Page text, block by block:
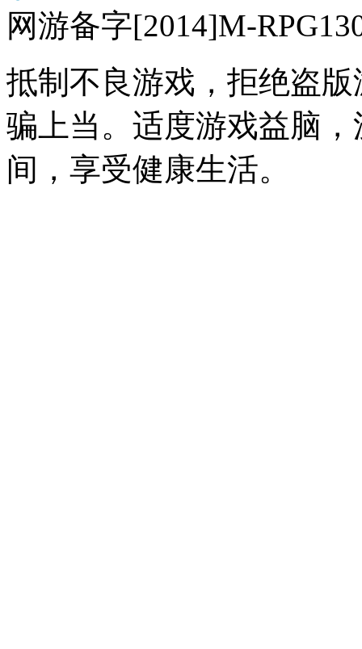
网游备字[2014]M-
抵制不良游戏，拒绝盗
骗上当。适度游戏益脑
间，享受健康生活。